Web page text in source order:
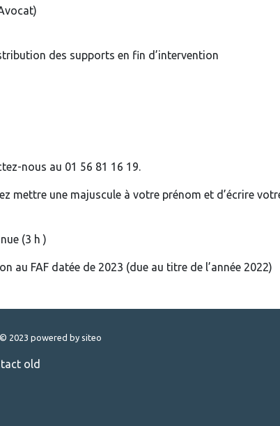
des supports en fin d’intervention
nous au 01 56 81 16 19.
mettre une majuscule à votre prénom et d’écrire
(3 h )
au FAF datée de 2023 (due au titre de l’année 2022)
2023 powered by siteo
old